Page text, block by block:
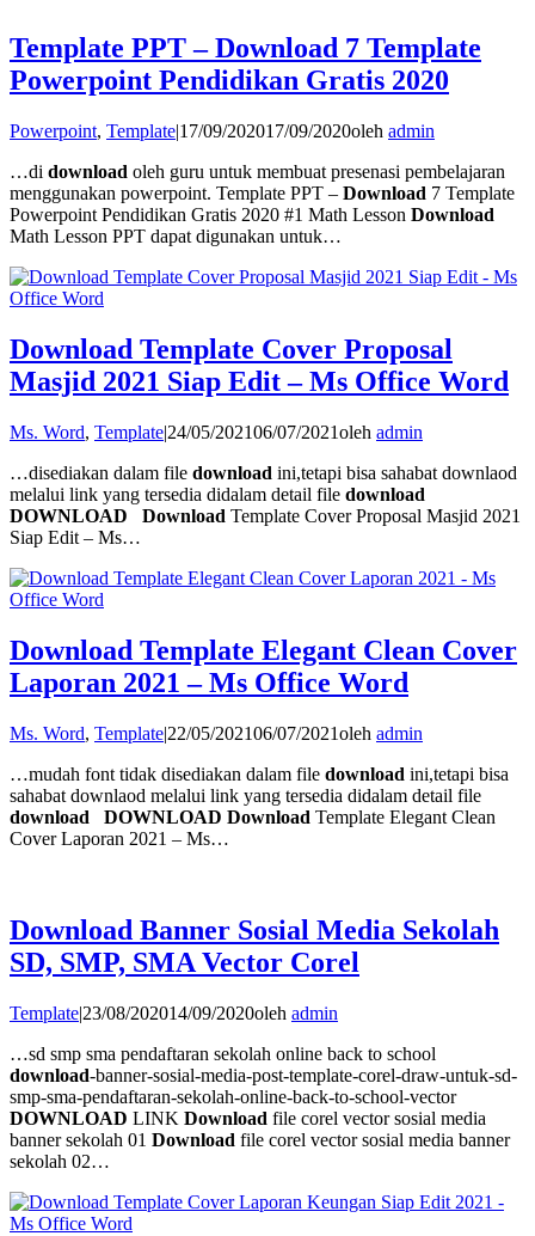
Template PPT – Download 7 Template
Powerpoint Pendidikan Gratis 2020
Powerpoint, Template|17/09/202017/09/2020oleh admin
…di download oleh guru untuk membuat presenasi pembelajaran
menggunakan powerpoint. Template PPT – Download 7 Template
Powerpoint Pendidikan Gratis 2020 #1 Math Lesson Download
Math Lesson PPT dapat digunakan untuk…
Download Template Cover Proposal
Masjid 2021 Siap Edit – Ms Office Word
Ms. Word, Template|24/05/202106/07/2021oleh admin
…disediakan dalam file download ini,tetapi bisa sahabat downlaod
melalui link yang tersedia didalam detail file download
DOWNLOAD
Download Template Cover Proposal Masjid 2021
Siap Edit – Ms…
Download Template Elegant Clean Cover
Laporan 2021 – Ms Office Word
Ms. Word, Template|22/05/202106/07/2021oleh admin
…mudah font tidak disediakan dalam file download ini,tetapi bisa
sahabat downlaod melalui link yang tersedia didalam detail file
download
DOWNLOAD Download Template Elegant Clean
Cover Laporan 2021 – Ms…
Download Banner Sosial Media Sekolah
SD, SMP, SMA Vector Corel
Template|23/08/202014/09/2020oleh admin
…sd smp sma pendaftaran sekolah online back to school
download-banner-sosial-media-post-template-corel-draw-untuk-sd-
smp-sma-pendaftaran-sekolah-online-back-to-school-vector
DOWNLOAD LINK Download file corel vector sosial media
banner sekolah 01 Download file corel vector sosial media banner
sekolah 02…